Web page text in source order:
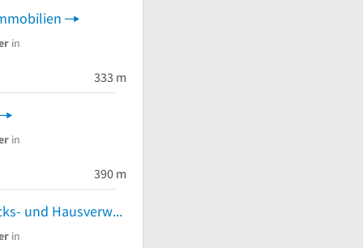
in
333 m
in
390 m
Die Grundstücks- und Hausverwaltungs GmbH
in